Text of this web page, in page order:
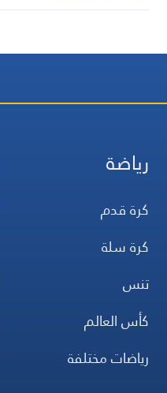
رياضة
كرة قدم
كرة سلة
تنس
كأس العالم
رياضات مختلفة